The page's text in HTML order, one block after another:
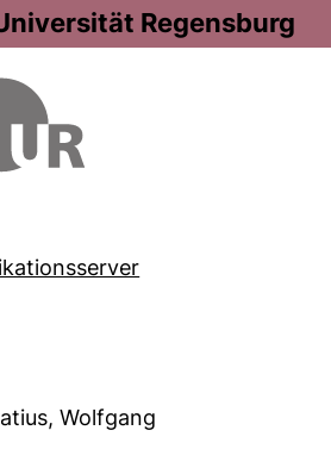
Regensburg
Wolfgang